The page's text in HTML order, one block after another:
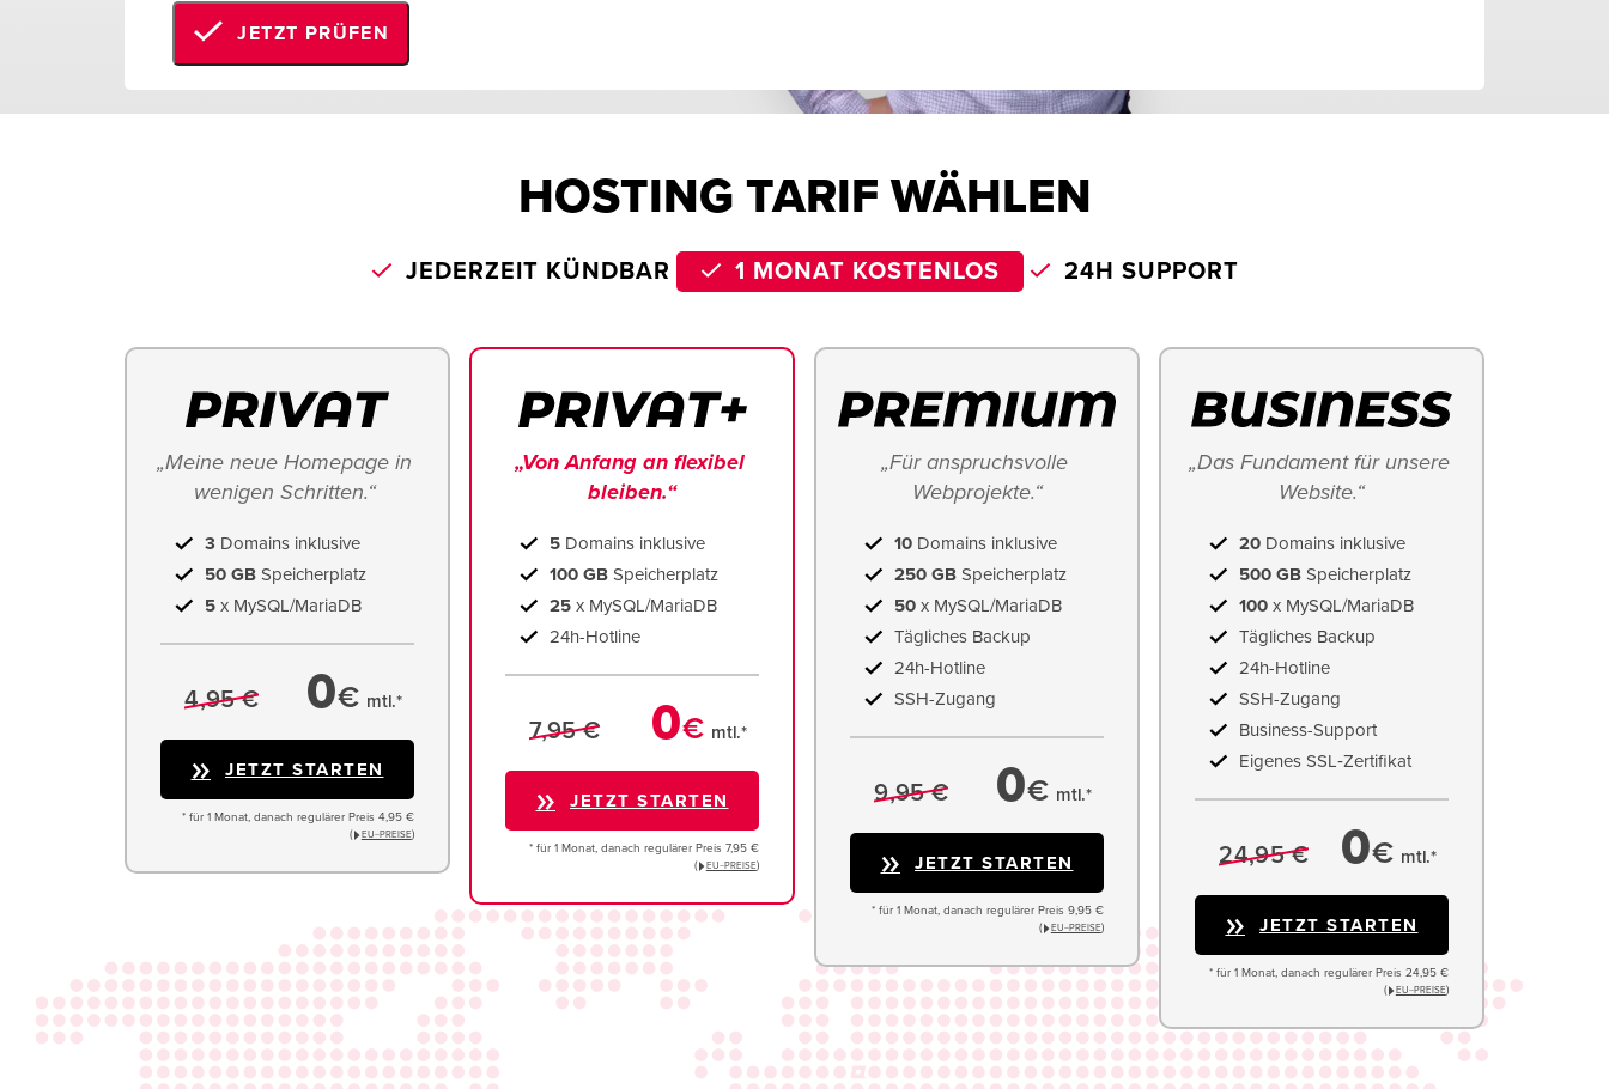
JETZT PRÜFEN
HOSTING TARIF WÄHLEN
JEDERZEIT KÜNDBAR 1 MONAT KOSTENLOS 24H SUPPORT
„Meine neue Homepage in
wenigen Schritten.“
3 Domains inklusive
50 GB Speicherplatz
5 x MySQL/MariaDB
4,95 € 0€ mtl.*
JETZT STARTEN
* für 1 Monat, danach regulärer Preis 4,95 €
(
EU−PREISE)
„Von Anfang an flexibel
bleiben.“
5 Domains inklusive
100 GB Speicherplatz
25 x MySQL/MariaDB
24h-Hotline
7,95 € 0€ mtl.*
JETZT STARTEN
* für 1 Monat, danach regulärer Preis 7,95 €
(
EU−PREISE)
„Für anspruchsvolle
Webprojekte.“
10 Domains inklusive
250 GB Speicherplatz
50 x MySQL/MariaDB
Tägliches Backup
24h-Hotline
SSH-Zugang
9,95 € 0€ mtl.*
JETZT STARTEN
* für 1 Monat, danach regulärer Preis 9,95 €
(
EU−PREISE)
„Das Fundament für unsere
Website.“
20 Domains inklusive
500 GB Speicherplatz
100 x MySQL/MariaDB
Tägliches Backup
24h-Hotline
SSH-Zugang
Business-Support
Eigenes SSL‑Zertifikat
24,95 € 0€ mtl.*
JETZT STARTEN
* für 1 Monat, danach regulärer Preis 24,95 €
(
EU−PREISE)